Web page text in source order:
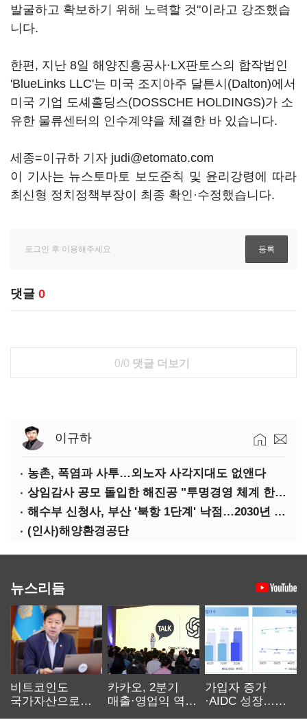
발굴하고 확보하기 위해 노력할 것"이라고 강조했습
니다.
한편, 지난 8일 해양진흥공사·LX판토스의 합작법인
'BlueLinks LLC'는 미국 조지아주 달튼시(Dalton)에서
미국 기업 도셰홀딩스(DOSSCHE HOLDINGS)가 소
유한 물류센터의 인수계약을 체결한 바 있습니다.
세종=이규하 기자 judi@etomato.com
이 기사는 뉴스토마토 보도준칙 및 윤리강령에 따라
최신형 정치정책부장이 최종 확인·수정했습니다.
댓글 0
0/0 댓글 더보기
이규하
농촌, 폭염과 사투…외노자 사각지대도 없앤다
상임감사 공모 돌입한 해진공 "투명경영 체계 한층 강화"
해수부 신청사, 부산 '북항 1단계' 낙점…2030년 완공 목표
(인사)해양환경공단
뉴스리듬
비트코인도
국가자산으로…'
카카오, 2분기
매출·영업익 역대
가입자 증가
·AIDC 성장…